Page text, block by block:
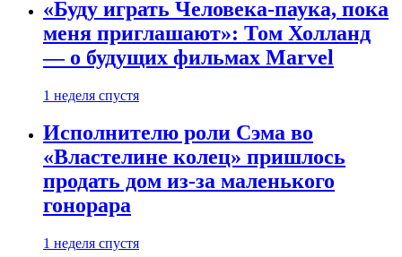
«Буду играть Человека-паука, пока
меня приглашают»: Том Холланд
— о будущих фильмах Marvel
1 неделя спустя
Исполнителю роли Сэма во
«Властелине колец» пришлось
продать дом из-за маленького
гонорара
1 неделя спустя